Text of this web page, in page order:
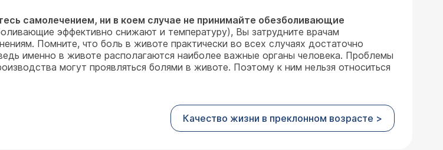
самолечением, ни в коем случае не принимайте обезболивающие
эффективно снижают и температуру), Вы затрудните врачам
Помните, что боль в животе практически во всех случаях достаточно
именно в животе располагаются наиболее важные органы человека. Проблемы
могут проявляться болями в животе. Поэтому к ним нельзя относиться
Качество жизни в преклонном возрасте >